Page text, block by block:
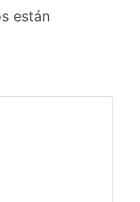
están